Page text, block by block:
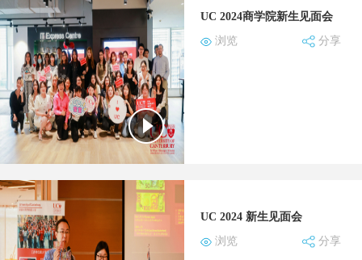
UC 2024商学院新生见面会
浏览
分享
UC 2024 新生见面会
浏览
分享